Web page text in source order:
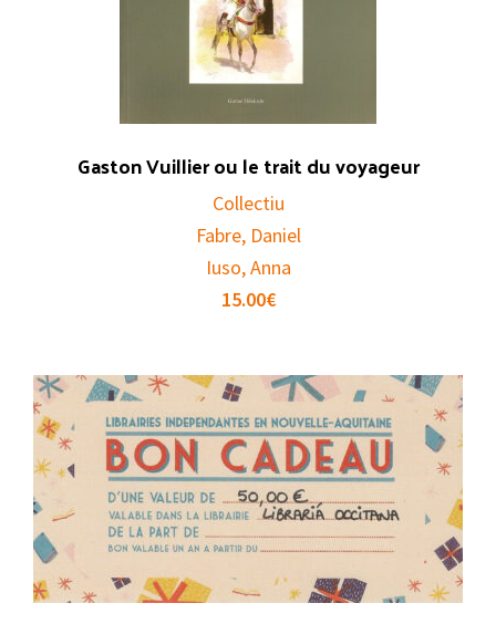
Gaston Vuillier ou le trait du voyageur
Collectiu
Fabre, Daniel
Iuso, Anna
15.00€